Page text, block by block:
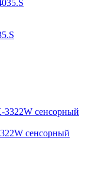
сенсорный